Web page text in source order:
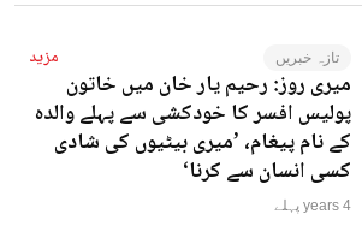
تازہ خبریں مزید
میری روز: رحیم یار خان میں خاتون
پولیس افسر کا خودکشی سے پہلے والدہ
کے نام پیغام، ’میری بیٹیوں کی شادی
کسی انسان سے کرنا‘
4 years پہلے